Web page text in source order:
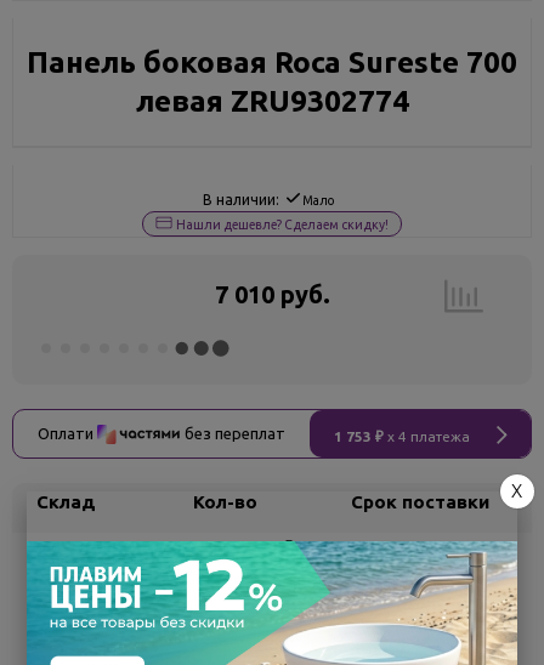
Панель боковая Roca Sureste 700
левая ZRU9302774
В наличии: Мало
Нашли дешевле? Сделаем скидку!
7 010 руб.
Оплати без переплат 1 753 ₽ x 4 платежа
Склад Кол-во Срок поставки
Белгород под заказ 7 - 14 дней
Поделиться
X